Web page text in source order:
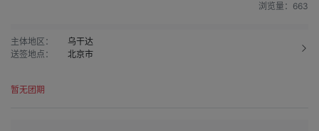
浏览量： 663
主体地区：
乌干达
送签地点：
北京市
暂无团期